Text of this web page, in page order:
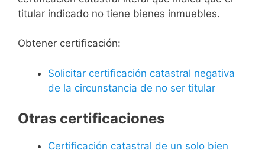
titular indicado no tiene bienes inmuebles.
Obtener certificación:
Solicitar certificación catastral negativa
de la circunstancia de no ser titular
Otras certificaciones
Certificación catastral de un solo bien